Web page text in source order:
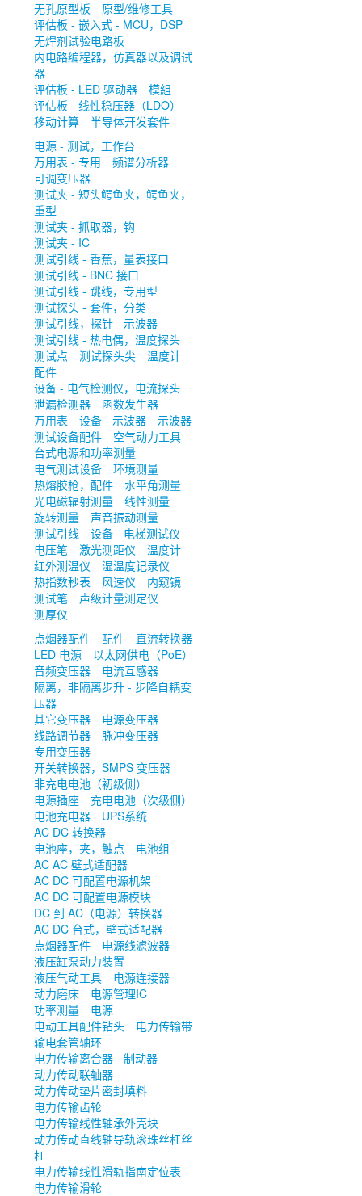
无孔原型板
原型/维修工具
评估板 - 嵌入式 - MCU，DSP
无焊剂试验电路板
内电路编程器，仿真器以及调试
器
评估板 - LED 驱动器
模組
评估板 - 线性稳压器（LDO）
移动计算
半导体开发套件
电源 - 测试，工作台
万用表 - 专用
频谱分析器
可调变压器
测试夹 - 短头鳄鱼夹，鳄鱼夹，
重型
测试夹 - 抓取器，钩
测试夹 - IC
测试引线 - 香蕉，量表接口
测试引线 - BNC 接口
测试引线 - 跳线，专用型
测试探头 - 套件，分类
测试引线，探针 - 示波器
测试引线 - 热电偶，温度探头
测试点
测试探头尖
温度计
配件
设备 - 电气检测仪，电流探头
泄漏检测器
函数发生器
万用表
设备 - 示波器
示波器
测试设备配件
空气动力工具
台式电源和功率测量
电气测试设备
环境测量
热熔胶枪，配件
水平角测量
光电磁辐射测量
线性测量
旋转测量
声音振动测量
测试引线
设备 - 电梯测试仪
电压笔
激光测距仪
温度计
红外测温仪
湿温度记录仪
热指数秒表
风速仪
内窥镜
测试笔
声级计量测定仪
测厚仪
点烟器配件
配件
直流转换器
LED 电源
以太网供电（PoE）
音频变压器
电流互感器
隔离，非隔离步升 - 步降自耦变
压器
其它变压器
电源变压器
线路调节器
脉冲变压器
专用变压器
开关转换器，SMPS 变压器
非充电电池（初级侧）
电源插座
充电电池（次级侧）
电池充电器
UPS系统
AC DC 转换器
电池座，夹，触点
电池组
AC AC 壁式适配器
AC DC 可配置电源机架
AC DC 可配置电源模块
DC 到 AC（电源）转换器
AC DC 台式，壁式适配器
点烟器配件
电源线滤波器
液压缸泵动力装置
液压气动工具
电源连接器
动力磨床
电源管理IC
功率测量
电源
电动工具配件钻头
电力传输带
输电套管轴环
电力传输离合器 - 制动器
动力传动联轴器
动力传动垫片密封填料
电力传输齿轮
电力传输线性轴承外壳块
动力传动直线轴导轨滚珠丝杠丝
杠
电力传输线性滑轨指南定位表
电力传输滑轮